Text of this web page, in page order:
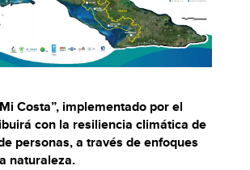
Costa”, implementado por el
con la resiliencia climática de
personas, a través de enfoques
naturaleza.